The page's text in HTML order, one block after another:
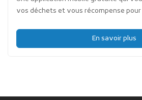
vos déchets et vous récompense
En savoir plus